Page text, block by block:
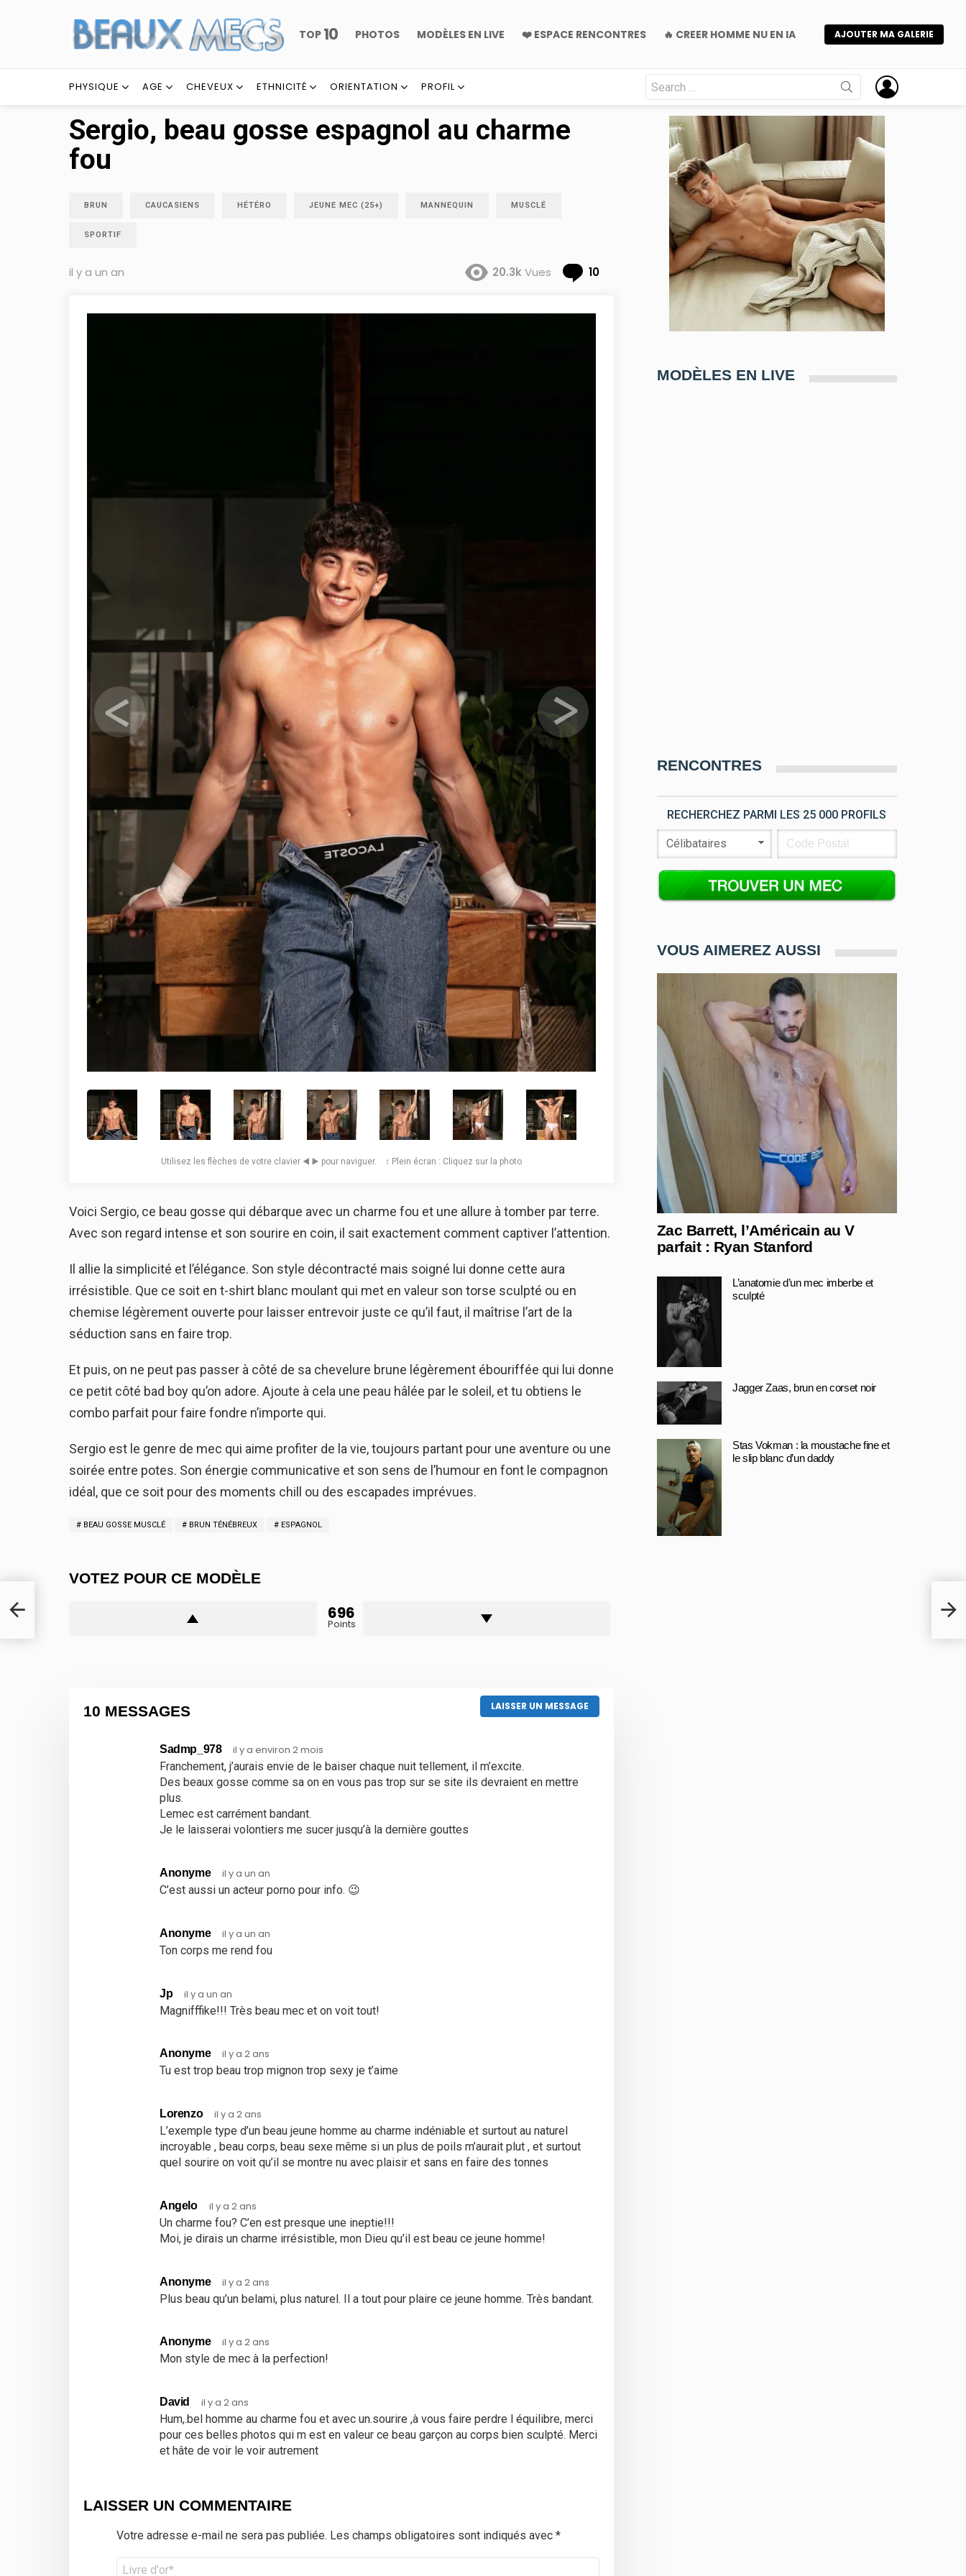
TOP 10 PHOTOS MODÈLES EN LIVE ❤️ ESPACE RENCONTRES 🔥 CREER HOMME NU EN IA AJOUTER MA GALERIE
PHYSIQUE AGE CHEVEUX ETHNICITÉ ORIENTATION PROFIL
Search
for:
Sergio, beau gosse espagnol au charme
fou
BRUN CAUCASIENS HÉTÉRO JEUNE MEC (25+) MANNEQUIN MUSCLÉ
SPORTIF
il y a un an 20.3kVues 10
Utilisez les flèches de votre clavier ◀️ ▶️ pour naviguer. ↕️ Plein écran : Cliquez sur la photo
Voici Sergio, ce beau gosse qui débarque avec un charme fou et une allure à tomber par terre.
Avec son regard intense et son sourire en coin, il sait exactement comment captiver l’attention.
Il allie la simplicité et l’élégance. Son style décontracté mais soigné lui donne cette aura
irrésistible. Que ce soit en t-shirt blanc moulant qui met en valeur son torse sculpté ou en
chemise légèrement ouverte pour laisser entrevoir juste ce qu’il faut, il maîtrise l’art de la
séduction sans en faire trop.
Et puis, on ne peut pas passer à côté de sa chevelure brune légèrement ébouriffée qui lui donne
ce petit côté bad boy qu’on adore. Ajoute à cela une peau hâlée par le soleil, et tu obtiens le
combo parfait pour faire fondre n’importe qui.
Sergio est le genre de mec qui aime profiter de la vie, toujours partant pour une aventure ou une
soirée entre potes. Son énergie communicative et son sens de l’humour en font le compagnon
idéal, que ce soit pour des moments chill ou des escapades imprévues.
BEAU GOSSE MUSCLÉ BRUN TÉNÉBREUX ESPAGNOL
VOTEZ POUR CE MODÈLE
696
Points
10 MESSAGES LAISSER UN MESSAGE
Sadmp_978
il y a environ 2 mois
Franchement, j’aurais envie de le baiser chaque nuit tellement, il m’excite.
Des beaux gosse comme sa on en vous pas trop sur se site ils devraient en mettre
plus.
Lemec est carrément bandant.
Je le laisserai volontiers me sucer jusqu’à la dernière gouttes
Anonyme
il y a un an
C’est aussi un acteur porno pour info. 😉
Anonyme
il y a un an
Ton corps me rend fou
Jp
il y a un an
Magnifffike!!! Très beau mec et on voit tout!
Anonyme
il y a 2 ans
Tu est trop beau trop mignon trop sexy je t’aime
Lorenzo
il y a 2 ans
L’exemple type d’un beau jeune homme au charme indéniable et surtout au naturel
incroyable , beau corps, beau sexe même si un plus de poils m’aurait plut , et surtout
quel sourire on voit qu’il se montre nu avec plaisir et sans en faire des tonnes
Angelo
il y a 2 ans
Un charme fou? C’en est presque une ineptie!!!
Moi, je dirais un charme irrésistible, mon Dieu qu’il est beau ce jeune homme!
Anonyme
il y a 2 ans
Plus beau qu’un belami, plus naturel. Il a tout pour plaire ce jeune homme. Très bandant.
Anonyme
il y a 2 ans
Mon style de mec à la perfection!
David
il y a 2 ans
Hum,.bel homme au charme fou et avec un.sourire ,à vous faire perdre l équilibre, merci
pour ces belles photos qui m est en valeur ce beau garçon au corps bien sculpté. Merci
et hâte de voir le voir autrement
LAISSER UN COMMENTAIRE
Votre adresse e-mail ne sera pas publiée. Les champs obligatoires sont indiqués avec *
Commentaire
MODÈLES EN LIVE
RENCONTRES
RECHERCHEZ PARMI LES 25 000 PROFILS
VOUS AIMEREZ AUSSI
Zac Barrett, l’Américain au V
parfait : Ryan Stanford
L’anatomie d’un mec imberbe et
sculpté
Jagger Zaas, brun en corset noir
Stas Vokman : la moustache fine et
le slip blanc d’un daddy